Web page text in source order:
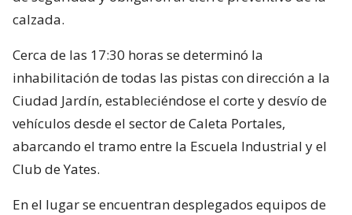
calzada.
Cerca de las 17:30 horas se determinó la
inhabilitación de todas las pistas con dirección a la
Ciudad Jardín, estableciéndose el corte y desvío de
vehículos desde el sector de Caleta Portales,
abarcando el tramo entre la Escuela Industrial y el
Club de Yates.
En el lugar se encuentran desplegados equipos de